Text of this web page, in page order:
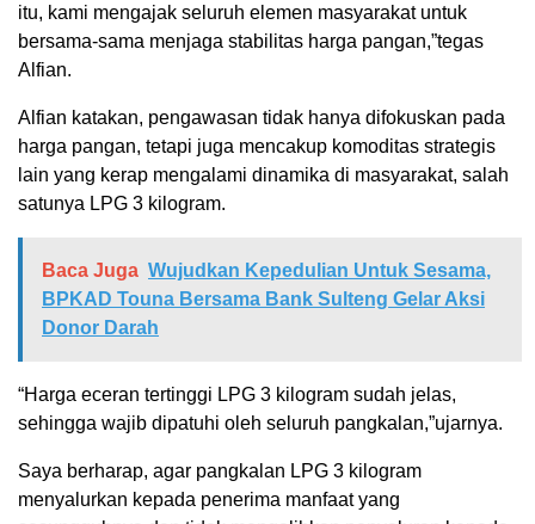
itu, kami mengajak seluruh elemen masyarakat untuk
bersama-sama menjaga stabilitas harga pangan,”tegas
Alfian.
Alfian katakan, pengawasan tidak hanya difokuskan pada
harga pangan, tetapi juga mencakup komoditas strategis
lain yang kerap mengalami dinamika di masyarakat, salah
satunya LPG 3 kilogram.
Baca Juga Wujudkan Kepedulian Untuk Sesama,
BPKAD Touna Bersama Bank Sulteng Gelar Aksi
Donor Darah
“Harga eceran tertinggi LPG 3 kilogram sudah jelas,
sehingga wajib dipatuhi oleh seluruh pangkalan,”ujarnya.
Saya berharap, agar pangkalan LPG 3 kilogram
menyalurkan kepada penerima manfaat yang